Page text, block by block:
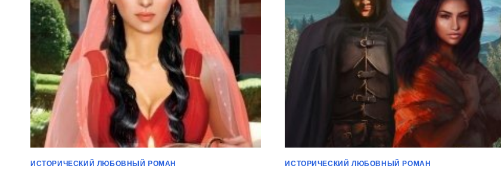
ИСТОРИЧЕСКИЙ ЛЮБОВНЫЙ РОМАН ИСТОРИЧЕСКИЙ ЛЮБОВНЫЙ РОМАН